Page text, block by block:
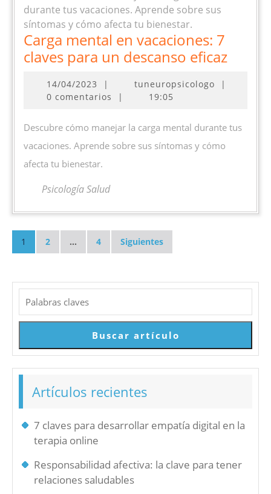
Carga mental en vacaciones: 7
claves para un descanso eficazCarga
7
eficaz
14/04/2023 14/04/2023
| tuneuropsicologo
|
0 comentarios
| 19:05
Descubre cómo manejar la carga mental durante tus
vacaciones. Aprende sobre sus síntomas y cómo
afecta tu bienestar.
Psicología Salud
de
entradas
1 2 … 4 Siguientes
Buscar
Buscar artículo
Artículos recientes
7 claves para desarrollar empatía digital en la
terapia online
Responsabilidad afectiva: la clave para tener
relaciones saludables